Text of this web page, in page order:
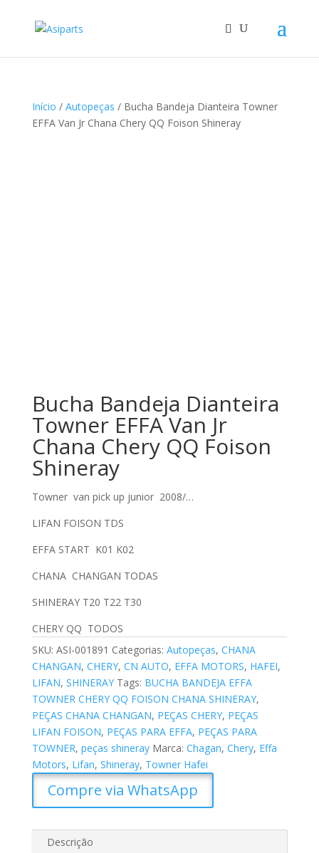
Início / Autopeças / Bucha Bandeja Dianteira Towner
EFFA Van Jr Chana Chery QQ Foison Shineray
Bucha Bandeja Dianteira
Towner EFFA Van Jr
Chana Chery QQ Foison
Shineray
Towner van pick up junior 2008/…
LIFAN FOISON TDS
EFFA START K01 K02
CHANA CHANGAN TODAS
SHINERAY T20 T22 T30
CHERY QQ TODOS
SKU: ASI-001891 Categorias: Autopeças, CHANA
CHANGAN, CHERY, CN AUTO, EFFA MOTORS, HAFEI,
LIFAN, SHINERAY Tags: BUCHA BANDEJA EFFA
TOWNER CHERY QQ FOISON CHANA SHINERAY,
PEÇAS CHANA CHANGAN, PEÇAS CHERY, PEÇAS
LIFAN FOISON, PEÇAS PARA EFFA, PEÇAS PARA
TOWNER, peças shineray Marca: Chagan, Chery, Effa
Motors, Lifan, Shineray, Towner Hafei
Compre via WhatsApp
Descrição